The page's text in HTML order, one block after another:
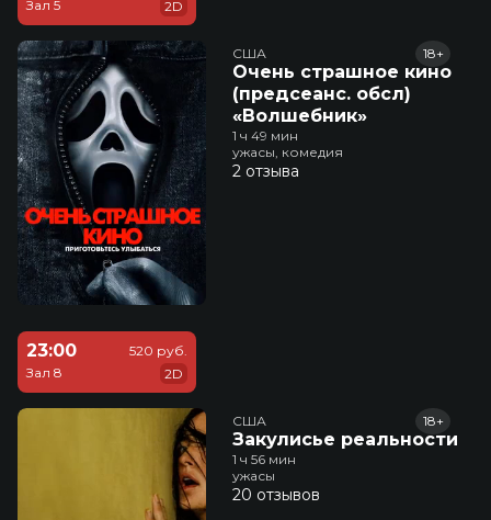
Зал 5
2D
США
Очень страшное кино
(предсеанс. обсл)
«Волшебник»
18+
1 ч 49 мин
ужасы, комедия
2 отзыва
23:00
Зал 8
520 руб.
2D
США
Закулисье реальности
18+
1 ч 56 мин
ужасы
20 отзывов